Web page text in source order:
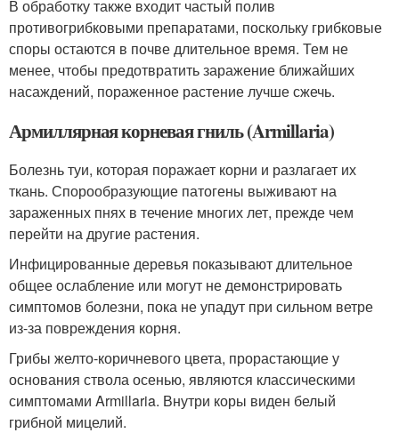
В обработку также входит частый полив
противогрибковыми препаратами, поскольку грибковые
споры остаются в почве длительное время. Тем не
менее, чтобы предотвратить заражение ближайших
насаждений, пораженное растение лучше сжечь.
Армиллярная корневая гниль (Armillaria)
Болезнь туи, которая поражает корни и разлагает их
ткань. Спорообразующие патогены выживают на
зараженных пнях в течение многих лет, прежде чем
перейти на другие растения.
Инфицированные деревья показывают длительное
общее ослабление или могут не демонстрировать
симптомов болезни, пока не упадут при сильном ветре
из-за повреждения корня.
Грибы желто-коричневого цвета, прорастающие у
основания ствола осенью, являются классическими
симптомами Armillaria. Внутри коры виден белый
грибной мицелий.